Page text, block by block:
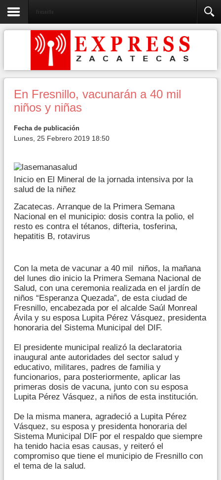
Fresnillo
En Fresnillo, vacunarán a 40 mil
niños y niñas
Fecha de publicación
Lunes, 25 Febrero 2019 18:50
Inicio en El Mineral de la jornada intensiva por la
salud de la niñez
Zacatecas. Arranque de la Primera Semana
Nacional en el municipio: dosis contra la polio, el
resto es contra el tétanos, difteria, tosferina,
hepatitis B, rotavirus
Con la meta de vacunar a 40 mil niños, la mañana
del lunes dio inicio la Primera Semana Nacional de
Salud, con una ceremonia realizada en el jardín de
niños “Esperanza Quezada”, de esta ciudad de
Fresnillo, encabezada por el alcalde Saúl Monreal
Ávila y su esposa Lupita Pérez Vásquez, presidenta
honoraria del Sistema Municipal del DIF.
El presidente municipal realizó la declaratoria
inaugural ante autoridades del sector salud y
educativo, militares, padres de familia y
funcionarios, para posteriormente, aplicar las
primeras dosis de vacuna, junto con su esposa
Lupita Pérez Vásquez, a niños de esta institución.
De la misma manera, agradeció a Lupita Pérez
Vásquez, su esposa y presidenta honoraria del
Sistema Municipal DIF por el respaldo que siempre
ha tenido hacia esas causas, y reiteró el
compromiso que tiene el municipio de Fresnillo con
el tema de la salud.